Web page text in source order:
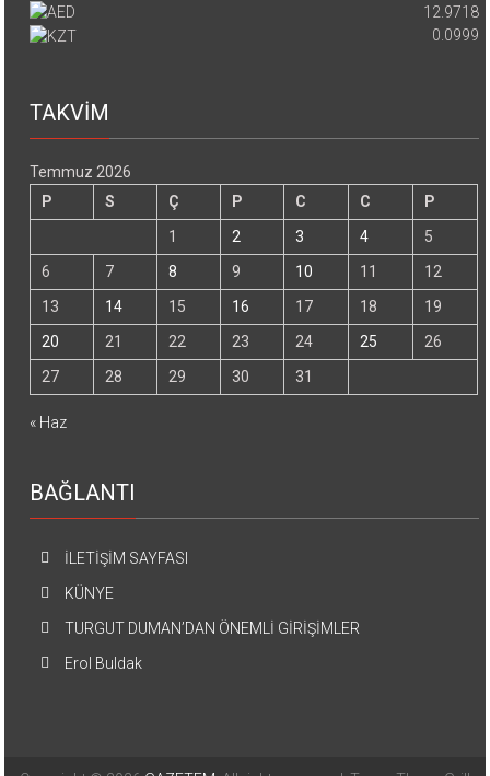
12.9718
0.0999
TAKVİM
Temmuz 2026
P
S Ç P C C
P
1
2 3 4
5
6
7 8 9 10 11
12
13
14 15 16 17 18
19
20
21 22 23 24 25
26
27
28 29 30 31
« Haz
BAĞLANTI
İLETİŞİM SAYFASI
KÜNYE
TURGUT DUMAN’DAN ÖNEMLİ GİRİŞİMLER
Erol Buldak